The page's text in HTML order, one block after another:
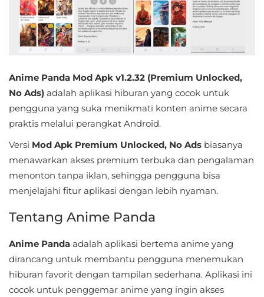
Person
Horror
Music
Puzzle
Racing
Role
Playing
Sandbox
Shooting
Simulation
Anime Panda Mod Apk v1.2.32 (Premium Unlocked,
No Ads) adalah aplikasi hiburan yang cocok untuk
pengguna yang suka menikmati konten anime secara
praktis melalui perangkat Android.
Versi Mod Apk Premium Unlocked, No Ads biasanya
menawarkan akses premium terbuka dan pengalaman
menonton tanpa iklan, sehingga pengguna bisa
menjelajahi fitur aplikasi dengan lebih nyaman.
Tentang Anime Panda
Anime Panda adalah aplikasi bertema anime yang
dirancang untuk membantu pengguna menemukan
hiburan favorit dengan tampilan sederhana. Aplikasi ini
cocok untuk penggemar anime yang ingin akses